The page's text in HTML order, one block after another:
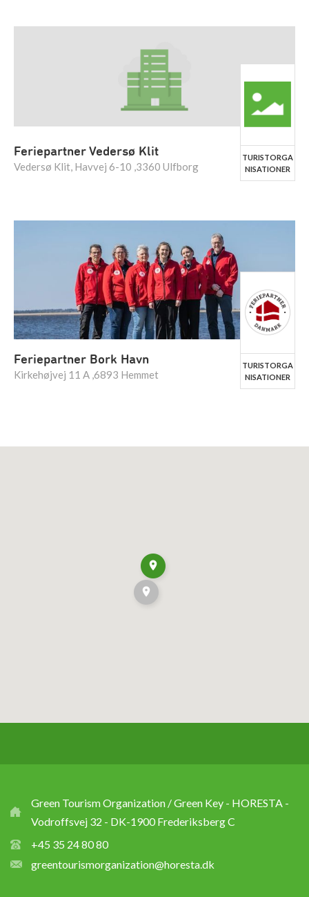
Feriepartner Vedersø Klit
Vedersø Klit, Havvej 6-10 ,3360 Ulfborg
TURISTORGA
NISATIONER
Feriepartner Bork Havn
Kirkehøjvej 11 A ,6893 Hemmet
TURISTORGA
NISATIONER
Green Tourism Organization / Green Key - HORESTA -
Vodroffsvej 32 - DK-1900 Frederiksberg C
+45 35 24 80 80
greentourismorganization@horesta.dk